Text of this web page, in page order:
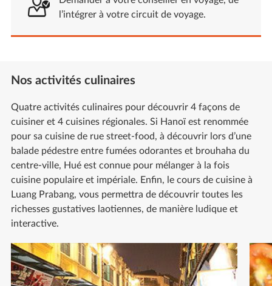
l’intégrer à votre circuit de voyage.
Nos activités culinaires
Quatre activités culinaires pour découvrir 4 façons de
cuisiner et 4 cuisines régionales. Si Hanoï est renommée
pour sa cuisine de rue street-food, à découvrir lors d’une
balade pédestre entre fumées odorantes et brouhaha du
centre-ville, Hué est connue pour mélanger à la fois
cuisine populaire et impériale. Enfin, le cours de cuisine à
Luang Prabang, vous permettra de découvrir toutes les
richesses gustatives laotiennes, de manière ludique et
interactive.